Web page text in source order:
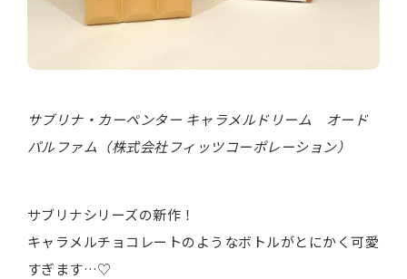
サブリナ・カーペンター キャラメルドリーム オード
パルファム（株式会社フィッツコーポレーション）
サブリナシリーズの新作！
キャラメルチョコレートのようなボトルがとにかく可愛
すぎます…♡